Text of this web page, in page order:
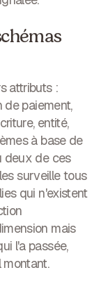
attributs :
de paiement,
entité,
à base de
deux de ces
surveille tous
qui n'existent
mais
l'a passée,